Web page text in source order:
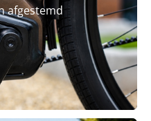
afgestemd